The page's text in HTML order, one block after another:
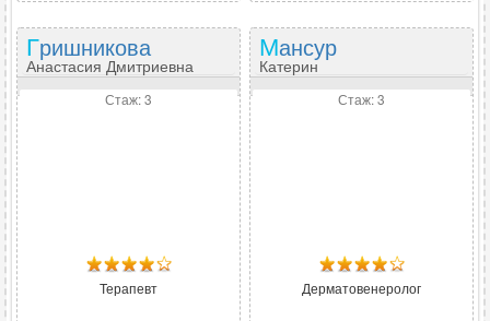
Гришникова
Анастасия Дмитриевна
Стаж: 3
Терапевт
Мансур
Катерин
Стаж: 3
Дерматовенеролог